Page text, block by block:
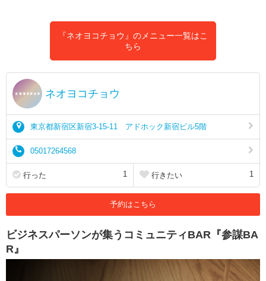
『ネオヨコチョウ』のメニュー一覧はこ
ちら
ネオヨコチョウ
東京都新宿区新宿3-15-11 アドホック新宿ビル5階
05017264568
行った 1 行きたい 1
予約はこちら
ビジネスパーソンが集うコミュニティBAR『参謀BA
R』